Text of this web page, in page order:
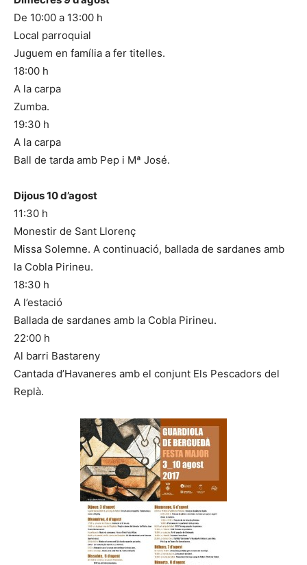
De 10:00 a 13:00 h
Local parroquial
Juguem en família a fer titelles.
18:00 h
A la carpa
Zumba.
19:30 h
A la carpa
Ball de tarda amb Pep i Mª José.
Dijous 10 d’agost
11:30 h
Monestir de Sant Llorenç
Missa Solemne. A continuació, ballada de sardanes amb
la Cobla Pirineu.
18:30 h
A l’estació
Ballada de sardanes amb la Cobla Pirineu.
22:00 h
Al barri Bastareny
Cantada d’Havaneres amb el conjunt Els Pescadors del
Replà.